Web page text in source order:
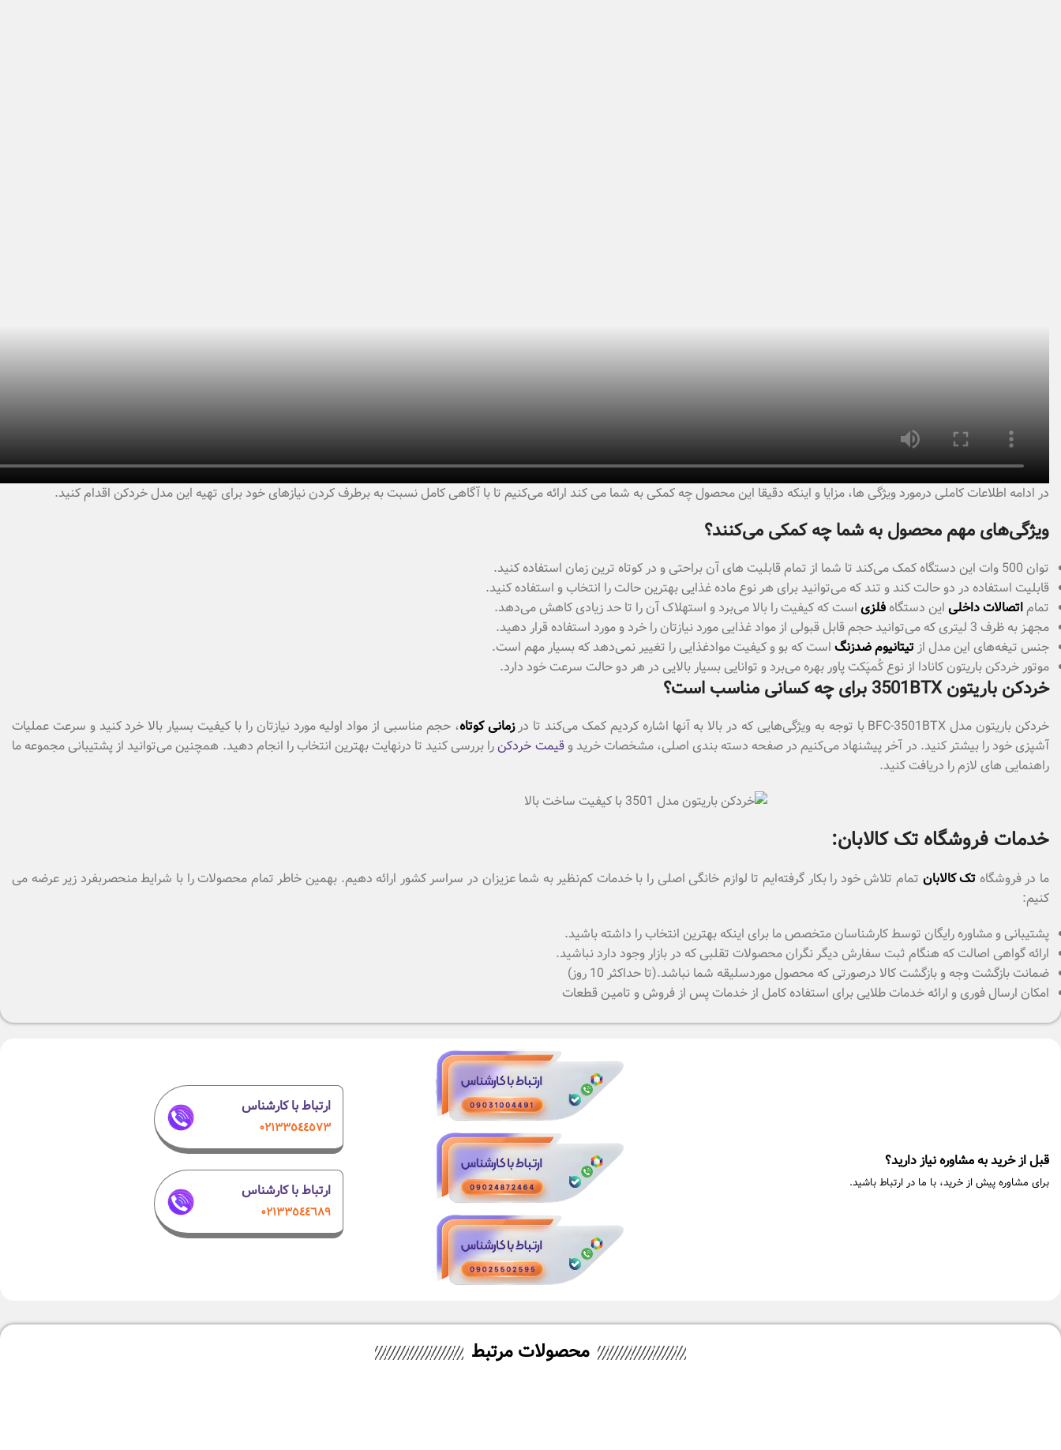
در ادامه اطلاعات کاملی درمورد ویژگی ها، مزایا و اینکه دقیقا این محصول چه کمکی به شما می کند ارائه می‌کنیم تا با آگاهی کامل نسبت به برطرف کردن نیازهای خود برای تهیه این مدل خردکن اقدام کنید.
ویژگی‌های مهم محصول به شما چه کمکی می‌کنند؟
توان 500 وات این دستگاه کمک می‌کند تا شما از تمام قابلیت‌ های آن براحتی و در کوتاه ترین زمان استفاده کنید.
قابلیت استفاده در دو حالت کند و تند که می‌توانید برای هر نوع ماده غذایی بهترین حالت را انتخاب و استفاده کنید.
تماماتصالات داخلی این دستگاه فلزی است که کیفیت را بالا می‌برد و استهلاک آن را تا حد زیادی کاهش می‌دهد.
مجهـز به ظرف 3 لیتری که می‌توانید حجم قابل قبولی از مواد غذایی مورد نیازتان را خرد و مورد استفاده قرار دهید.
جنس تیغه‌‌های این مدل ازتیتانیوم ضدزنگ است که بو و کیفیت موادغذایی را تغییر نمی‌دهد که بسیار مهم است.
موتور خردکن باریتون کانادا از نوع کُمپَکت پاور بهره می‌برد و توانایی بسیار بالایی در هر دو حالت سرعت خود دارد.
خردکن باریتون 3501BTX برای چه کسانی مناسب است؟
خردکن باریتون مدل BFC-3501BTX با توجه به ویژگی‌هایی که در بالا به آنها اشاره کردیم کمک می‌کند تا در زمانی کوتاه، حجم مناسبی از مواد اولیه مورد نیازتان را با کیفیت بسیار بالا خرد کنید و سرعت عملیات
آشپزی خود را بیشتر کنید. در آخر پیشنهاد می‌کنیم در صفحه دسته بندی اصلی، مشخصات خرید وقیمت خردکنرا بررسی کنید تا درنهایت بهترین انتخاب را انجام دهید. همچنین می‌توانید از پشتیبانی مجموعه ما
راهنمایی های لازم را دریافت کنید.
خدمات فروشگاه تک کالابان:
ما در فروشگاه تک کالابان تمام تلاش خود را بکار گرفته‌ایم تا لوازم خانگی اصلی را با خدمات کم‌نظیر به شما عزیزان در سراسر کشور ارائه دهیم. بهمین خاطر تمام محصولات را با شرایط منحصربفرد زیر عرضه می
کنیم:
پشتیبانی و مشاوره رایگان توسط کارشناسان متخصص ما برای اینکه بهترین انتخاب را داشته باشید.
ارائه گواهی اصالت که هنگام ثبت سفارش دیگر نگران محصولات تقلبی که در بازار وجود دارد نباشید.
ضمانت بازگشت وجه و بازگشت کالا درصورتی که محصول موردسلیقه شما نباشد.(تا حداکثر 10 روز)
امکان ارسال فوری و ارائه خدمات طلایی برای استفاده کامل از خدمات پس از فروش و تامیـن قطعات
قبل از خرید به مشاوره نیاز دارید؟
برای مشاوره پیش از خرید، با ما در ارتباط باشید.
ارتباط با کارشناس
۰٢١٣٣٥٤٤٥٧٣
ارتباط با کارشناس
۰۲۱٣٣٥٤٤٦٨٩
محصولات مرتبط